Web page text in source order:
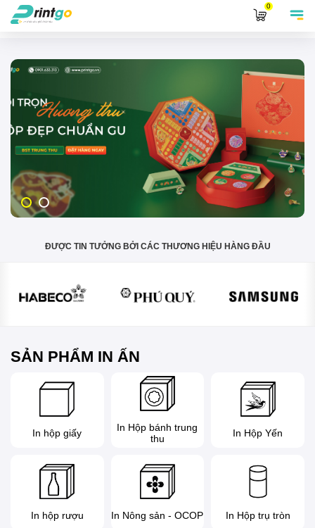
0
ĐƯỢC TIN TƯỞNG BỞI CÁC THƯƠNG HIỆU HÀNG ĐẦU
SẢN PHẨM IN ẤN
In hộp giấy
In Hộp bánh trung
thu
In Hộp Yến
In hộp rượu In Nông sản - OCOP In Hộp trụ tròn